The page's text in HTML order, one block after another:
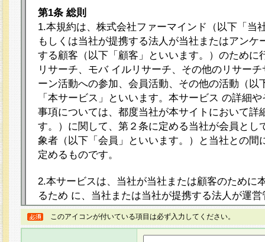
第1条 総則
1.本規約は、株式会社ファーマインド（以下「当
もしくは当社が提携する法人が当社またはアンケ
する顧客（以下「顧客」といいます。）のために
リサーチ、モバ イルリサーチ、その他のリサー
ーン活動への参加、会員活動、その他の活動（以
「本サービス」といいます。本サービス の詳細
事項については、都度当社が本サイトにおいて詳
す。）に関して、第２条に定める当社が会員とし
象者（以下「会員」といいます。）と当社との間
定めるものです。
2.本サービスは、当社が当社または顧客のために
るため に、当社または当社が提携する法人が運
ト（以下「本サイト」といいます。）上に本サー
ージを設け、会員がアンケー ト調査に回答する
し、その結果を当社が集計・分析その他の利用を
このアイコンが付いている項目は必ず入力してください。